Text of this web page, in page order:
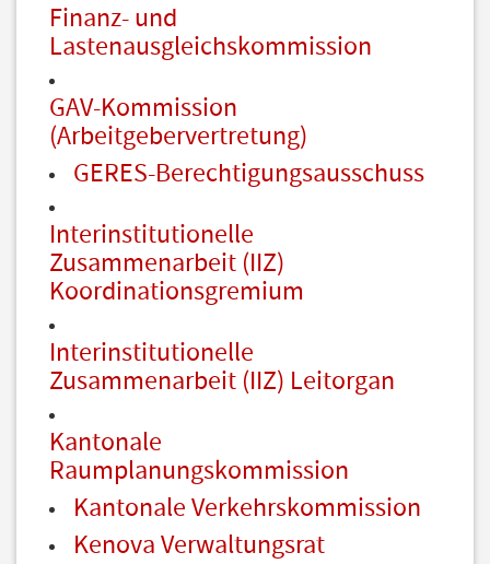
Finanz- und
Lastenausgleichskommission
GAV-Kommission
(Arbeitgebervertretung)
GERES-Berechtigungsausschuss
Interinstitutionelle
Zusammenarbeit (IIZ)
Koordinationsgremium
Interinstitutionelle
Zusammenarbeit (IIZ) Leitorgan
Kantonale
Raumplanungskommission
Kantonale Verkehrskommission
Kenova Verwaltungsrat